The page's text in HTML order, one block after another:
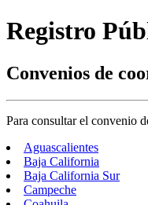
Registro
Convenios de
Para consultar el convenio
Aguascalientes
Baja California
Baja California Sur
Campeche